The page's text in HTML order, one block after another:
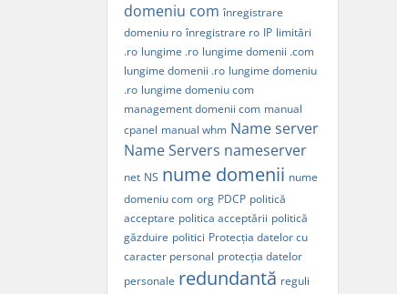
domeniu com înregistrare
domeniu ro înregistrare ro IP limitări
.ro lungime .ro lungime domenii .com
lungime domenii .ro lungime domeniu
.ro lungime domeniu com
management domenii com manual
cpanel manual whm Name server
Name Servers nameserver
net NS nume domenii nume
domeniu com org PDCP politică
acceptare politica acceptării politică
găzduire politici Protecția datelor cu
caracter personal protecția datelor
personale redundantă reguli